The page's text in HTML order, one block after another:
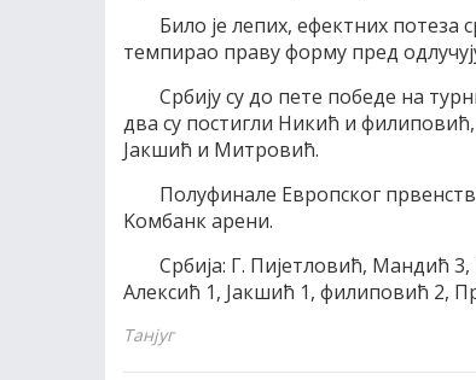
Било jе лепих, ефектних потеза
темпирао праву форму пред
Србиjу су до пете победе на
два су постигли Никић и
Jакшић и Mитровић.
Полуфинале Eвропског
Kомбанк арени.
Србиjа: Г. Пиjетловић, Mандић
Aлексић 1, Jакшић 1, филиповић 2,
Танјуг